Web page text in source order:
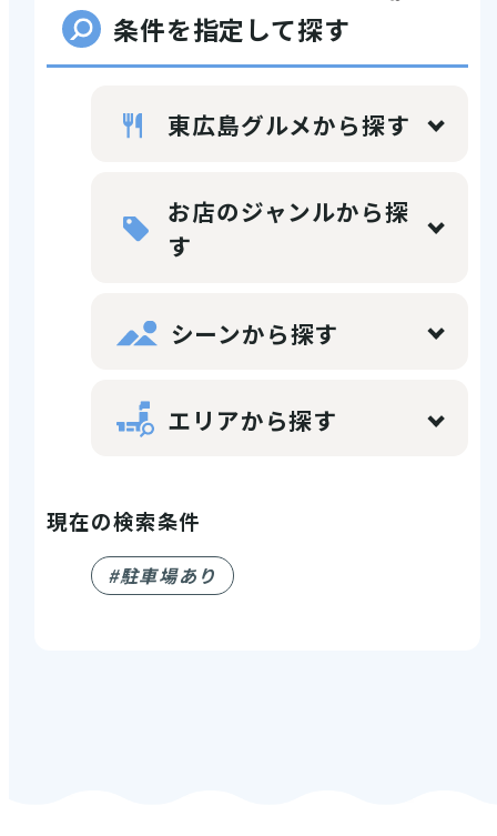
条件を指定して探す
東広島グルメから探す
お店のジャンルから探
す
シーンから探す
エリアから探す
現在の検索条件
#駐車場あり
店舗情報
モデルコース